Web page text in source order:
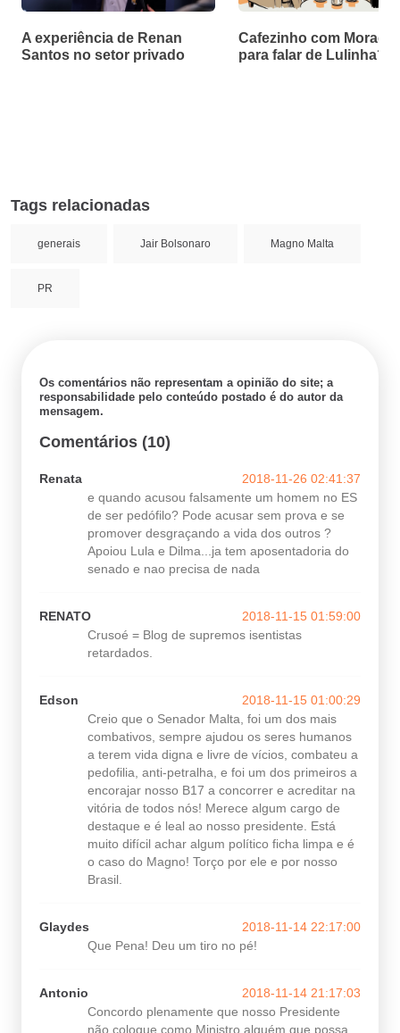
A experiência de Renan
Santos no setor privado
Cafezinho com Moraes
para falar de Lulinha?
Tags relacionadas
generais Jair Bolsonaro Magno Malta
PR
Os comentários não representam a opinião do site; a
responsabilidade pelo conteúdo postado é do autor da
mensagem.
Comentários (10)
Renata
2018-11-26 02:41:37
e quando acusou falsamente um homem no ES
de ser pedófilo? Pode acusar sem prova e se
promover desgraçando a vida dos outros ?
Apoiou Lula e Dilma...ja tem aposentadoria do
senado e nao precisa de nada
RENATO
2018-11-15 01:59:00
Crusoé = Blog de supremos isentistas
retardados.
Edson
2018-11-15 01:00:29
Creio que o Senador Malta, foi um dos mais
combativos, sempre ajudou os seres humanos
a terem vida digna e livre de vícios, combateu a
pedofilia, anti-petralha, e foi um dos primeiros a
encorajar nosso B17 a concorrer e acreditar na
vitória de todos nós! Merece algum cargo de
destaque e é leal ao nosso presidente. Está
muito difícil achar algum político ficha limpa e é
o caso do Magno! Torço por ele e por nosso
Brasil.
Glaydes
2018-11-14 22:17:00
Que Pena! Deu um tiro no pé!
Antonio
2018-11-14 21:17:03
Concordo plenamente que nosso Presidente
não coloque como Ministro alguém que possa